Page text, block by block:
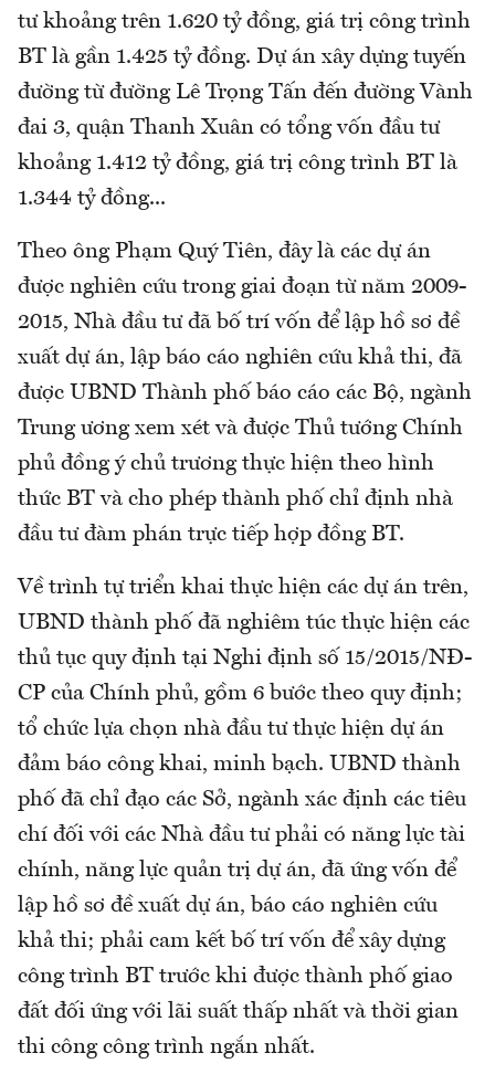
tư khoảng trên 1.620 tỷ đồng, giá trị công trình
BT là gần 1.425 tỷ đồng. Dự án xây dựng tuyến
đường từ đường Lê Trọng Tấn đến đường Vành
đai 3, quận Thanh Xuân có tổng vốn đầu tư
khoảng 1.412 tỷ đồng, giá trị công trình BT là
1.344 tỷ đồng...
Theo ông Phạm Quý Tiên, đây là các dự án
được nghiên cứu trong giai đoạn từ năm 2009-
2015, Nhà đầu tư đã bố trí vốn để lập hồ sơ đề
xuất dự án, lập báo cáo nghiên cứu khả thi, đã
được UBND Thành phố báo cáo các Bộ, ngành
Trung ương xem xét và được Thủ tướng Chính
phủ đồng ý chủ trương thực hiện theo hình
thức BT và cho phép thành phố chỉ định nhà
đầu tư đàm phán trực tiếp hợp đồng BT.
Về trình tự triển khai thực hiện các dự án trên,
UBND thành phố đã nghiêm túc thực hiện các
thủ tục quy định tại Nghi định số 15/2015/NĐ-
CP của Chính phủ, gồm 6 bước theo quy định;
tổ chức lựa chọn nhà đầu tư thực hiện dự án
đảm báo công khai, minh bạch. UBND thành
phố đã chỉ đạo các Sở, ngành xác định các tiêu
chí đối với các Nhà đầu tư phải có năng lực tài
chính, năng lực quản trị dự án, đã ứng vốn để
lập hồ sơ đề xuất dự án, báo cáo nghiên cứu
khả thi; phải cam kết bố trí vốn để xây dựng
công trình BT trước khi được thành phố giao
đất đối ứng với lãi suất thấp nhất và thời gian
thi công công trình ngắn nhất.